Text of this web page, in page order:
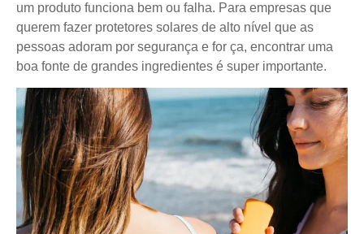
um produto funciona bem ou falha. Para empresas que
querem fazer protetores solares de alto nível que as
pessoas adoram por segurança e for ça, encontrar uma
boa fonte de grandes ingredientes é super importante.